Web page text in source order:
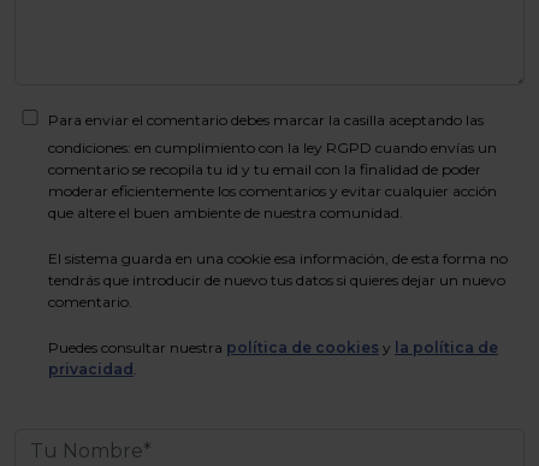
Para enviar el comentario debes marcar la casilla aceptando las
condiciones: en cumplimiento con la ley RGPD cuando envías un
comentario se recopila tu id y tu email con la finalidad de poder
moderar eficientemente los comentarios y evitar cualquier acción
que altere el buen ambiente de nuestra comunidad.
El sistema guarda en una cookie esa información, de esta forma no
tendrás que introducir de nuevo tus datos si quieres dejar un nuevo
comentario.
Puedes consultar nuestra política de cookies y la política de
privacidad .